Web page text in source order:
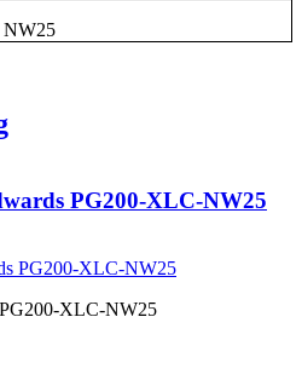
NW25
PG200-XLC-NW25
XLC-NW25